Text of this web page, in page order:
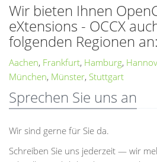
Wir bieten Ihnen
eXtensions - OCCX
folgenden Regionen an:
Aachen, Frankfurt, Hamburg,
München, Münster, Stuttgart
Sprechen Sie uns an
Wir sind gerne für Sie da.
Schreiben Sie uns jederzeit — wir